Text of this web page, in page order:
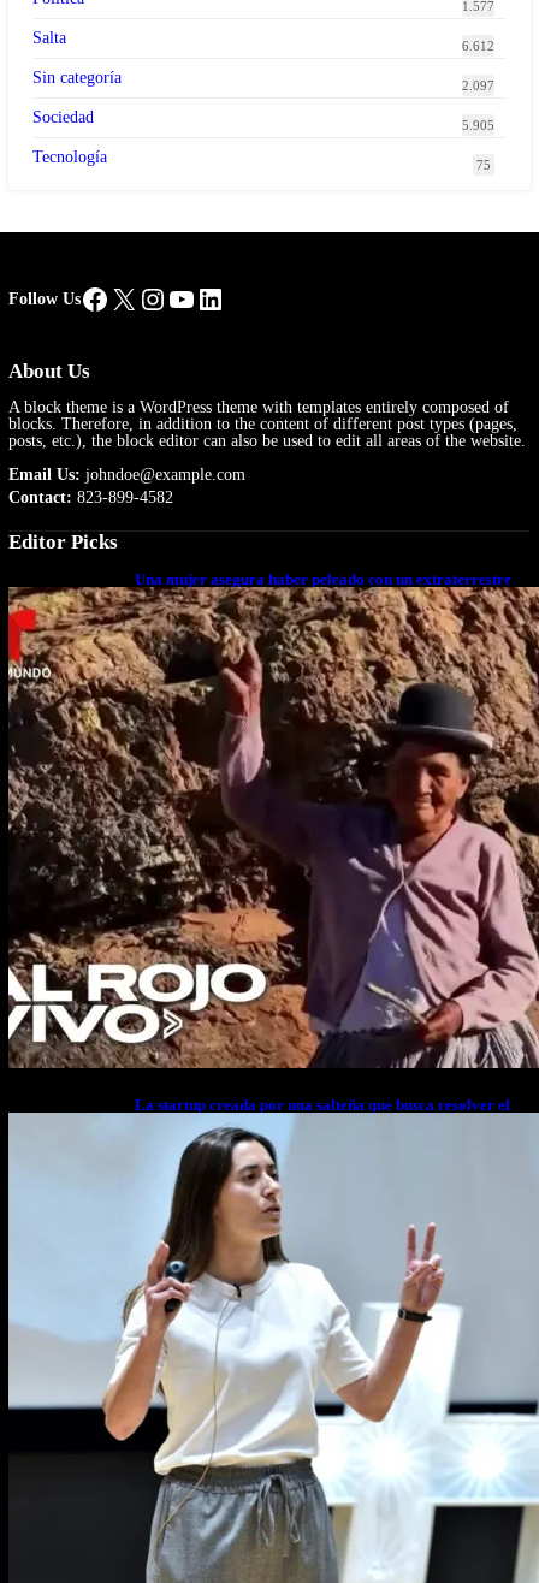
1.577
Salta 6.612
Sin categoría 2.097
Sociedad 5.905
Tecnología 75
Follow UsFacebook
X Instagram
YouTube
LinkedIn
About Us
A block theme is a WordPress theme with templates entirely composed of
blocks. Therefore, in addition to the content of different post types (pages,
posts, etc.), the block editor can also be used to edit all areas of the website.
Email Us: johndoe@example.com
Contact: 823-899-4582
Editor Picks
Una mujer asegura haber peleado con un extraterrestre
cuerpo a cuerpo
La startup creada por una salteña que busca resolver el
estrés financiero en Latinoamérica